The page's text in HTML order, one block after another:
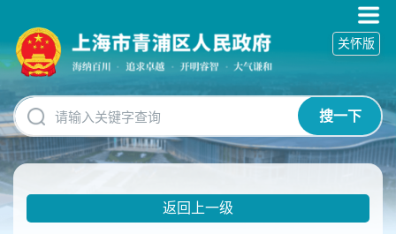
碍
操
明
跳
转
到
网
搜一下
关怀版
返回上一级